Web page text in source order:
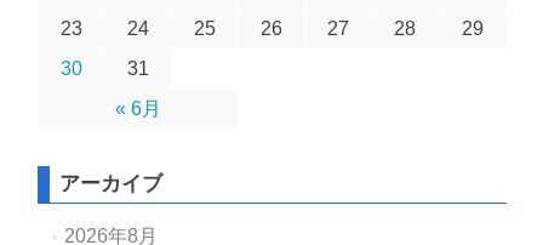
« 6月
23
24 25 26 27 28
29
30
31
アーカイブ
2026年8月